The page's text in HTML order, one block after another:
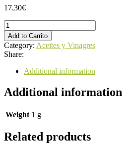
17,30€
Aceite
cánavas
2l
quantity
Add to Carrito
Category: Aceites y Vinagres
Share:
Additional information
Additional information
Weight 1 g
Related products